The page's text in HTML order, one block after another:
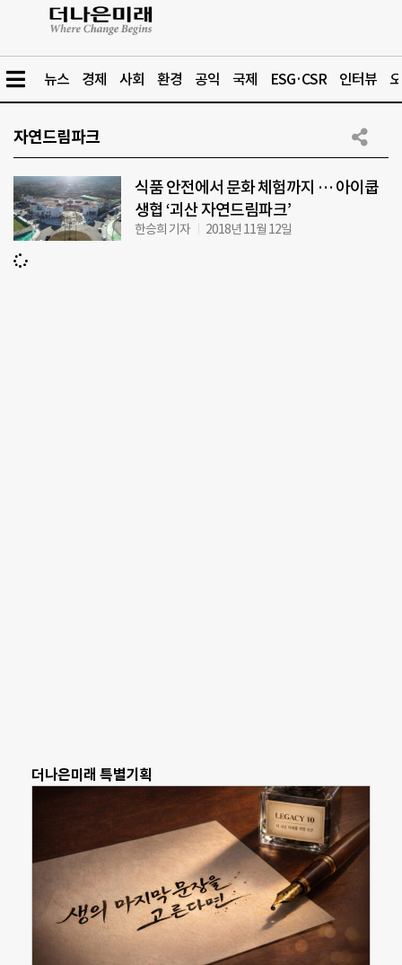
뉴스 경제 사회 환경 공익 국제 ESG·CSR 인터뷰
자연드림파크
식품 안전에서 문화 체험까지 … 아이쿱
생협 ‘괴산 자연드림파크’
한승희 기자 2018년 11월 12일
더나은미래 특별기획